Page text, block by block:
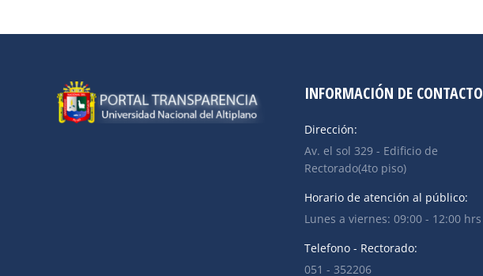
INFORMACIÓN DE CONTACTO
Dirección:
Av. el sol 329 - Edificio de
Rectorado(4to piso)
Horario de atención al público:
Lunes a viernes: 09:00 - 12:00 hrs
Telefono - Rectorado:
051 - 352206